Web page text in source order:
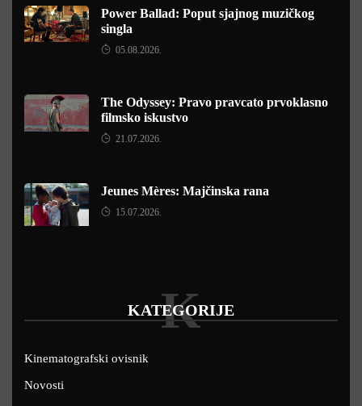
Power Ballad: Poput sjajnog muzičkog
singla
05.08.2026.
The Odyssey: Pravo pravcato prvoklasno
filmsko iskustvo
21.07.2026.
Jeunes Mères: Majčinska rana
15.07.2026.
KATEGORIJE
K
Kinematografski ovisnik
Novosti